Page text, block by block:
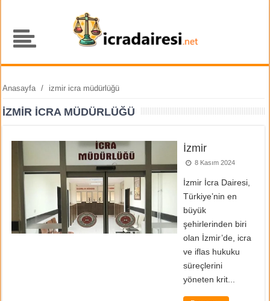
Anasayfa / izmir icra müdürlüğü
IZMIR ICRA MÜDÜRLÜĞÜ
İzmir
8 Kasım 2024
İzmir İcra Dairesi,
Türkiye’nin en
büyük
şehirlerinden biri
olan İzmir’de, icra
ve iflas hukuku
süreçlerini
yöneten krit...